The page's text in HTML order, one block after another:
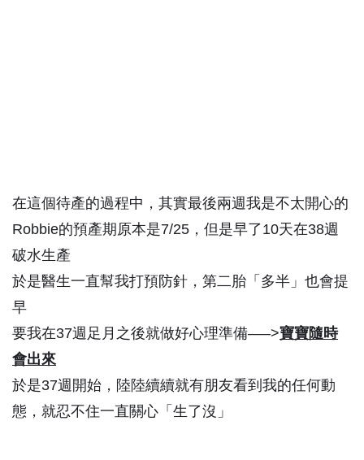
在這個待產的過程中，其實最後兩週我是不太開心的
Robbie的預產期原本是7/25，但是早了10天在38週
破水生產
於是醫生一直幫我打預防針，第二胎「多半」也會提
早
要我在37週足月之後就做好心理準備—–>寶寶隨時
會出來
於是37週開始，陸陸續續就有朋友看到我的任何動
態，就忍不住一直關心「生了沒」